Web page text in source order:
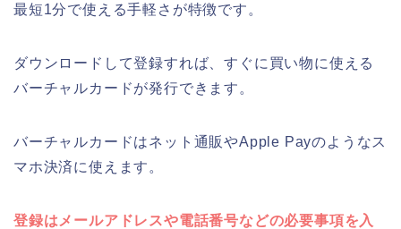
最短1分で使える手軽さが特徴です。
ダウンロードして登録すれば、すぐに買い物に使える
バーチャルカードが発行できます。
バーチャルカードはネット通販やApple Payのようなス
マホ決済に使えます。
登録はメールアドレスや電話番号などの必要事項を入